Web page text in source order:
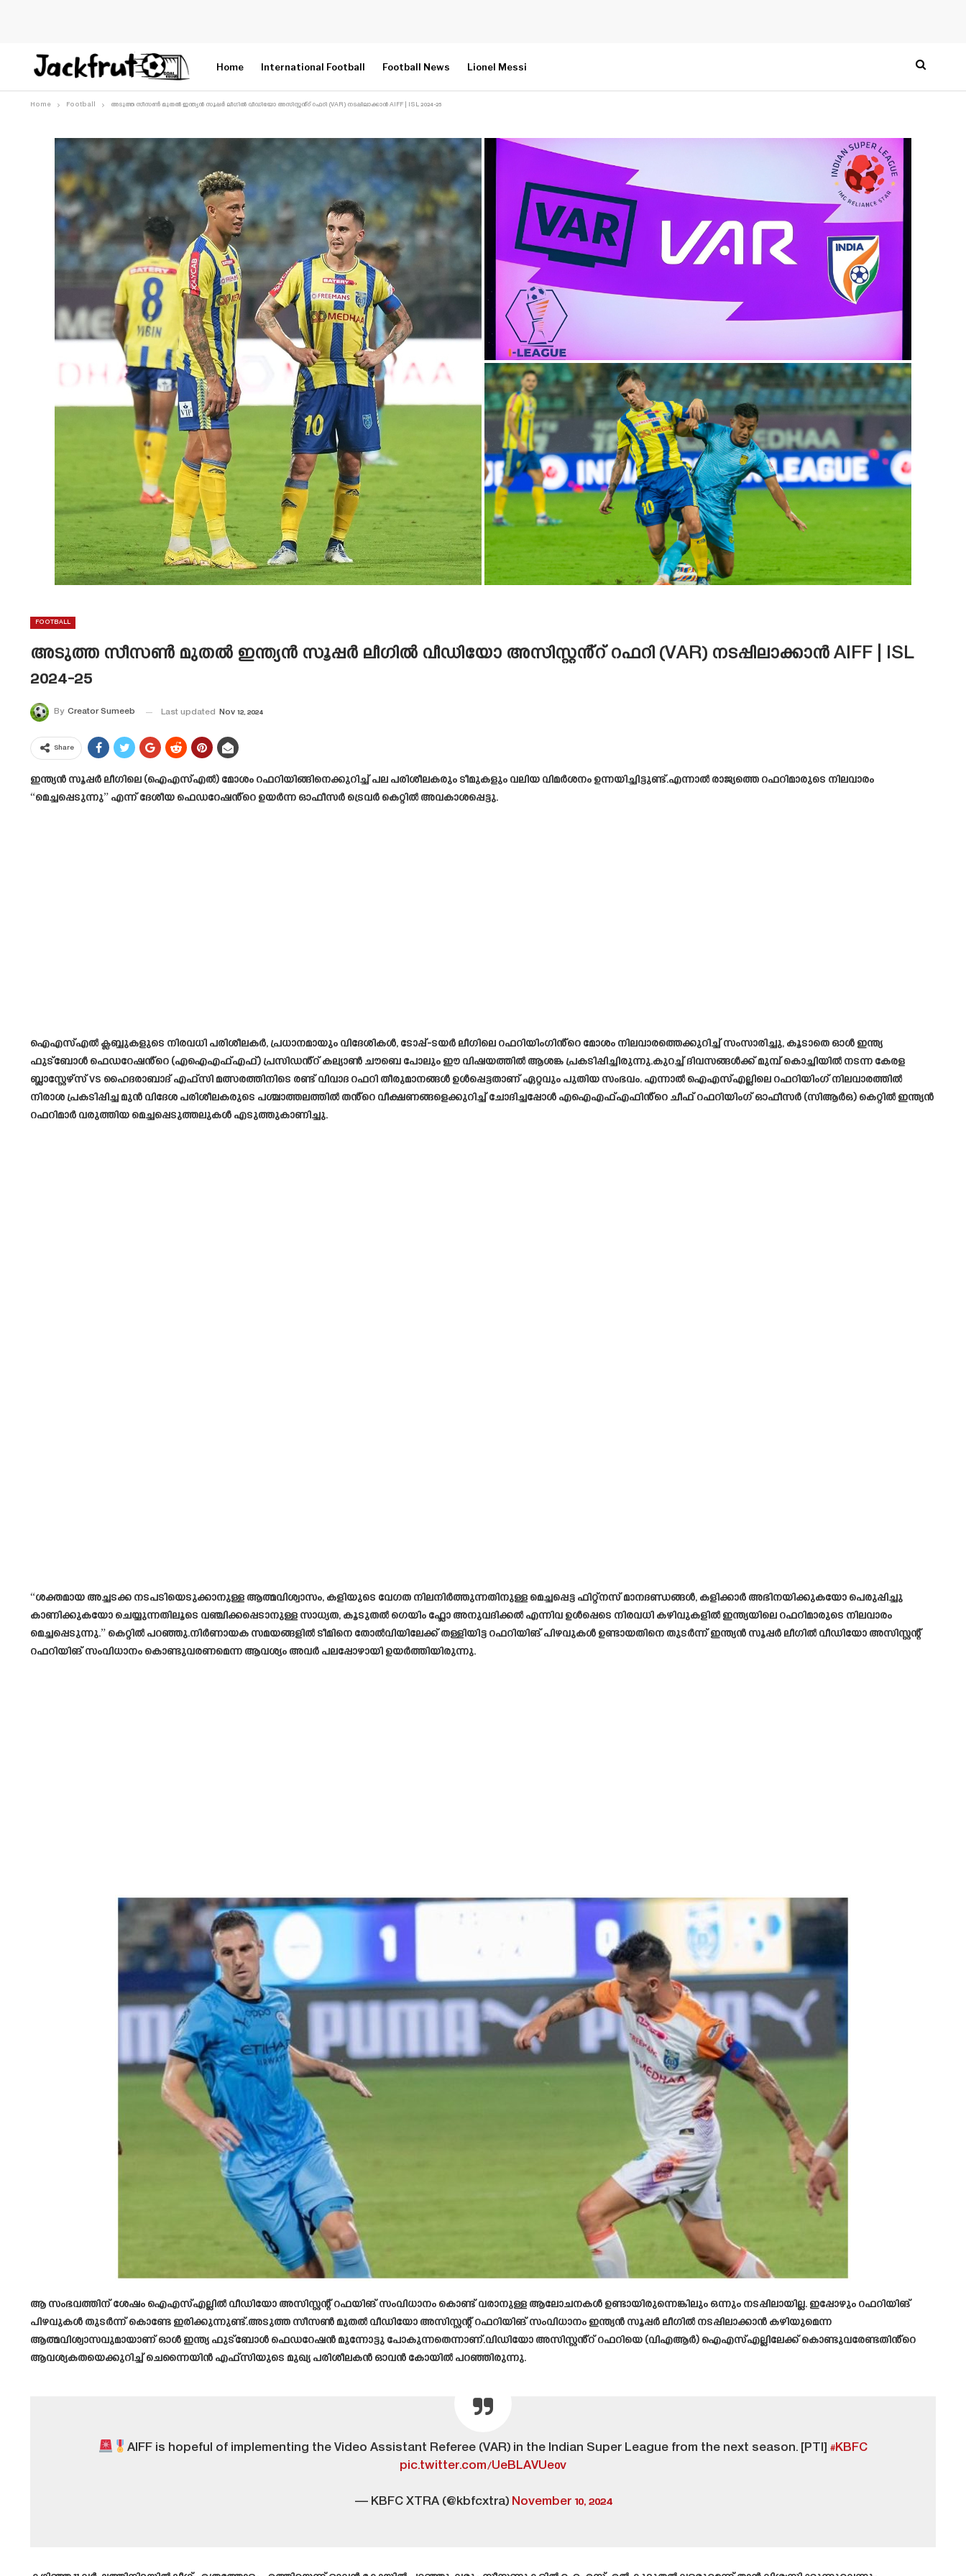
Home International Football Football News Lionel Messi
Home Football അടുത്ത സീസൺ മുതൽ ഇന്ത്യൻ സൂപ്പർ ലീഗിൽ വീഡിയോ അസിസ്റ്റൻ്റ് റഫറി (VAR) നടപ്പിലാക്കാൻ AIFF | ISL 2024-25
FOOTBALL
അടുത്ത സീസൺ മുതൽ ഇന്ത്യൻ സൂപ്പർ ലീഗിൽ വീഡിയോ അസിസ്റ്റൻ്റ് റഫറി (VAR) നടപ്പിലാക്കാൻ AIFF | ISL
2024-25
By Creator Sumeeb Last updated Nov 12, 2024
Share
ഇന്ത്യൻ സൂപ്പർ ലീഗിലെ (ഐഎസ്എൽ) മോശം റഫറിയിങ്ങിനെക്കുറിച്ച് പല പരിശീലകരും ടീമുകളും വലിയ വിമർശനം ഉന്നയിച്ചിട്ടുണ്ട്.എന്നാൽ രാജ്യത്തെ റഫറിമാരുടെ നിലവാരം
“മെച്ചപ്പെടുന്നു” എന്ന് ദേശീയ ഫെഡറേഷൻ്റെ ഉയർന്ന ഓഫീസർ ട്രെവർ കെറ്റിൽ അവകാശപ്പെട്ടു.
ഐഎസ്എൽ ക്ലബ്ബുകളുടെ നിരവധി പരിശീലകർ, പ്രധാനമായും വിദേശികൾ, ടോപ്പ്-ടയർ ലീഗിലെ റഫറിയിംഗിൻ്റെ മോശം നിലവാരത്തെക്കുറിച്ച് സംസാരിച്ചു, കൂടാതെ ഓൾ ഇന്ത്യ
ഫുട്ബോൾ ഫെഡറേഷൻ്റെ (എഐഎഫ്എഫ്) പ്രസിഡൻ്റ് കല്യാൺ ചൗബെ പോലും ഈ വിഷയത്തിൽ ആശങ്ക പ്രകടിപ്പിച്ചിരുന്നു.കുറച്ച് ദിവസങ്ങൾക്ക് മുമ്പ് കൊച്ചിയിൽ നടന്ന കേരള
ബ്ലാസ്റ്റേഴ്‌സ് vs ഹൈദരാബാദ് എഫ്‌സി മത്സരത്തിനിടെ രണ്ട് വിവാദ റഫറി തീരുമാനങ്ങൾ ഉൾപ്പെട്ടതാണ് ഏറ്റവും പുതിയ സംഭവം. എന്നാൽ ഐഎസ്എല്ലിലെ റഫറിയിംഗ് നിലവാരത്തിൽ
നിരാശ പ്രകടിപ്പിച്ച മുൻ വിദേശ പരിശീലകരുടെ പശ്ചാത്തലത്തിൽ തൻ്റെ വീക്ഷണങ്ങളെക്കുറിച്ച് ചോദിച്ചപ്പോൾ എഐഎഫ്എഫിൻ്റെ ചീഫ് റഫറിയിംഗ് ഓഫീസർ (സിആർഒ) കെറ്റിൽ ഇന്ത്യൻ
റഫറിമാർ വരുത്തിയ മെച്ചപ്പെടുത്തലുകൾ എടുത്തുകാണിച്ചു.
“ശക്തമായ അച്ചടക്ക നടപടിയെടുക്കാനുള്ള ആത്മവിശ്വാസം, കളിയുടെ വേഗത നിലനിർത്തുന്നതിനുള്ള മെച്ചപ്പെട്ട ഫിറ്റ്നസ് മാനദണ്ഡങ്ങൾ, കളിക്കാർ അഭിനയിക്കുകയോ പെരുപ്പിച്ചു
കാണിക്കുകയോ ചെയ്യുന്നതിലൂടെ വഞ്ചിക്കപ്പെടാനുള്ള സാധ്യത, കൂടുതൽ ഗെയിം ഫ്ലോ അനുവദിക്കൽ എന്നിവ ഉൾപ്പെടെ നിരവധി കഴിവുകളിൽ ഇന്ത്യയിലെ റഫറിമാരുടെ നിലവാരം
മെച്ചപ്പെടുന്നു.” കെറ്റിൽ പറഞ്ഞു.നിർണായക സമയങ്ങളിൽ ടീമിനെ തോൽവിയിലേക്ക് തള്ളിയിട്ട റഫറിയിങ് പിഴവുകൾ ഉണ്ടായതിനെ തുടർന്ന് ഇന്ത്യൻ സൂപ്പർ ലീഗിൽ വീഡിയോ അസിസ്റ്റന്റ്
റഫറിയിങ് സംവിധാനം കൊണ്ടുവരണമെന്ന ആവശ്യം അവർ പലപ്പോഴായി ഉയർത്തിയിരുന്നു.
ആ സംഭവത്തിന് ശേഷം ഐഎസ്എല്ലിൽ വീഡിയോ അസിസ്റ്റന്റ് റഫയിങ് സംവിധാനം കൊണ്ട് വരാനുള്ള ആലോചനകൾ ഉണ്ടായിരുന്നെങ്കിലും ഒന്നും നടപ്പിലായില്ല. ഇപ്പോഴും റഫറിയിങ്
പിഴവുകൾ തുടർന്ന് കൊണ്ടേ ഇരിക്കുന്നുണ്ട്.അടുത്ത സീസൺ മുതൽ വീഡിയോ അസിസ്റ്റന്റ് റഫറിയിങ് സംവിധാനം ഇന്ത്യൻ സൂപ്പർ ലീഗിൽ നടപ്പിലാക്കാൻ കഴിയുമെന്ന
ആത്മവിശ്വാസവുമായാണ് ഓൾ ഇന്ത്യ ഫുട്ബോൾ ഫെഡറേഷൻ മുന്നോട്ടു പോകുന്നതെന്നാണ്.വിഡിയോ അസിസ്റ്റൻ്റ് റഫറിയെ (വിഎആർ) ഐഎസ്എല്ലിലേക്ക് കൊണ്ടുവരേണ്ടതിൻ്റെ
ആവശ്യകതയെക്കുറിച്ച് ചെന്നൈയിൻ എഫ്‌സിയുടെ മുഖ്യ പരിശീലകൻ ഓവൻ കോയിൽ പറഞ്ഞിരുന്നു.
AIFF is hopeful of implementing the Video Assistant Referee (VAR) in the Indian Super League from the next season. [PTI]#KBFC
pic.twitter.com/UeBLAVUe0v
— KBFC XTRA (@kbfcxtra) November 10, 2024